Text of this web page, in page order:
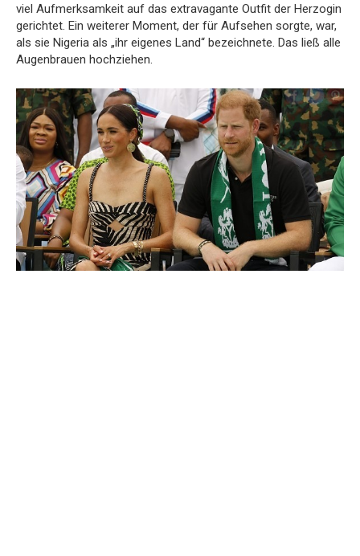
viel Aufmerksamkeit auf das extravagante Outfit der Herzogin
gerichtet. Ein weiterer Moment, der für Aufsehen sorgte, war,
als sie Nigeria als „ihr eigenes Land“ bezeichnete. Das ließ alle
Augenbrauen hochziehen.